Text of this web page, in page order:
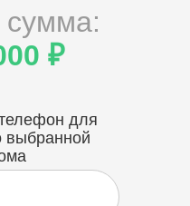
сумма:
₽
для
выбранной